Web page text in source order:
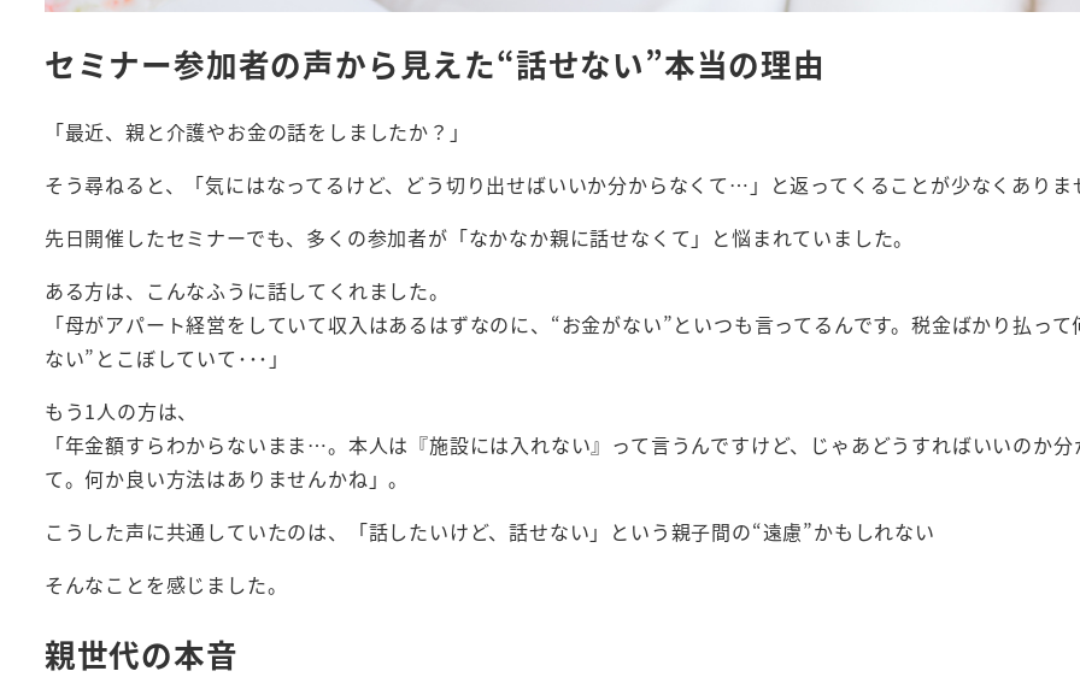
セミナー参加者の声から見えた“話せない”本当の理由
「最近、親と介護やお金の話をしましたか？」
そう尋ねると、「気にはなってるけど、どう切り出せばいいか分からなくて…」と返ってくることが少なくありま
先日開催したセミナーでも、多くの参加者が「なかなか親に話せなくて」と悩まれていました。
ある方は、こんなふうに話してくれました。
「母がアパート経営をしていて収入はあるはずなのに、“お金がない”といつも言ってるんです。税金ばかり払っ
ない”とこぼしていて･･･」
もう1人の方は、
「年金額すらわからないまま…。本人は『施設には入れない』って言うんですけど、じゃあどうすればいいのか
て。何か良い方法はありませんかね」。
こうした声に共通していたのは、「話したいけど、話せない」という親子間の“遠慮”かもしれない
そんなことを感じました。
親世代の本音